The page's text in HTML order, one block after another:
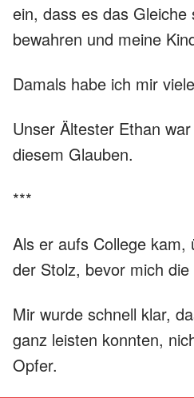
ein, dass es das Gleiche
bewahren und meine
Damals habe ich mir
Unser Ältester Ethan
diesem Glauben.
***
Als er aufs College kam,
der Stolz, bevor mich
Mir wurde schnell klar,
ganz leisten konnten,
Opfer.